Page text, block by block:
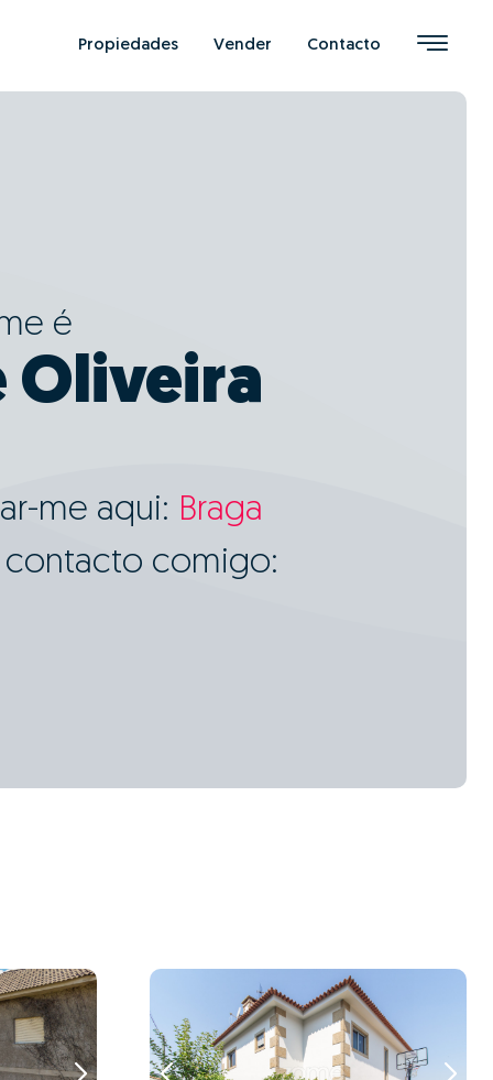
Propiedades Vender Contacto
é
Oliveira
me aqui: Braga
contacto comigo: